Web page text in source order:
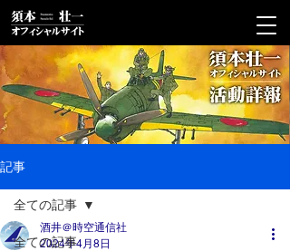
記事
全ての記事
全ての記事
酒井＠時空通信社
2024年4月8日